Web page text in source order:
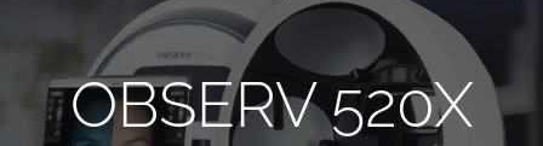
OBSERV 520X